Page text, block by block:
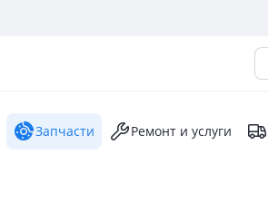
Запчасти Ремонт и услуги